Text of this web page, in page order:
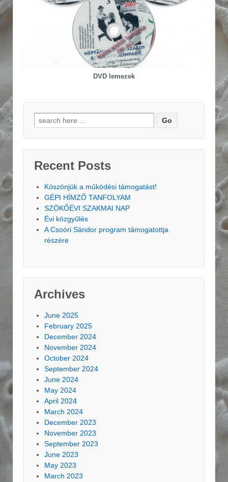
DVD lemezek
Search for:
Recent Posts
Köszönjük a működési támogatást!
GÉPI HÍMZŐ TANFOLYAM
SZÖKŐÉVI SZAKMAI NAP
Évi közgyűlés
A Csoóri Sándor program támogatottja
részére
Archives
June 2025
February 2025
December 2024
November 2024
October 2024
September 2024
June 2024
May 2024
April 2024
March 2024
December 2023
November 2023
September 2023
June 2023
May 2023
March 2023